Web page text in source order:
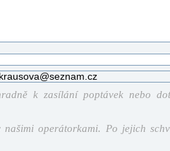
k zasílání poptávek nebo
našimi operátorkami. Po jejich